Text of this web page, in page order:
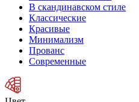
В скандинавском стиле
Классические
Красивые
Минимализм
Прованс
Современные